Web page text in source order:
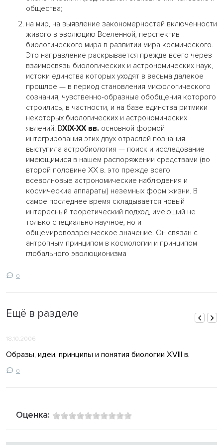
общества;
на мир, на выявление закономерностей включенности
живого в эволюцию Вселенной, перспектив
биологического мира в развитии мира космического.
Это направление раскрывается прежде всего через
взаимосвязь биологических и астрономических наук,
истоки единства которых уходят в весьма далекое
прошлое — в период становления мифологического
сознания, чувственно-образные обобщения которого
строились, в частности, и на базе единства ритмики
некоторых биологических и астрономических
явлений. ВXIX-XX вв. основной формой
интегрирования этих двух отраслей познания
выступила астробиология — поиск и исследование
имеющимися в нашем распоряжении средствами (во
второй половине XX в. это прежде всего
всеволновые астрономические наблюдения и
космические аппараты) неземных форм жизни. В
самое последнее время складывается новый
интересный теоретический подход, имеющий не
только специально научное, но и
общемировоззренческое значение. Он связан с
антропным принципом в космологии и принципом
глобального эволюционизма
0
Ещё в разделе
18.10.2006
Образы, идеи, принципы и понятия биологии XVIII в.
0
Оценка: